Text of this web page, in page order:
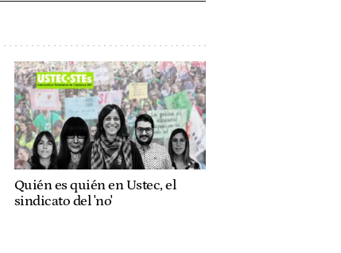
Quién es quién en Ustec, el
sindicato del 'no'